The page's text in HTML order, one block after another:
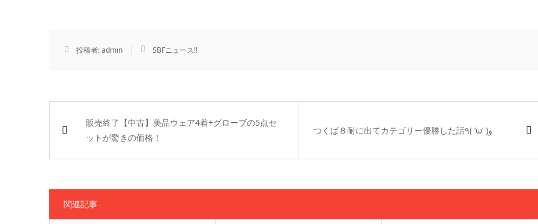
投稿者:admin SBFニュース!!
販売終了【中古】美品ウェア4着+グローブの5点セ
ットが驚きの価格！
つくば８耐に出てカテゴリー優勝した話٩( ‘ω’ )و
関連記事